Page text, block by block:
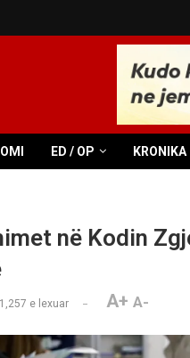
ED / OP KRONIKA
në Kodin
1,257 e lexuar A+ A-